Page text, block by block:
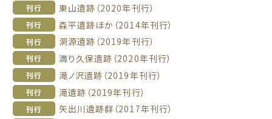
刊行 東山遺跡（2020年刊行）
刊行 森平遺跡ほか（2014年刊行）
刊行 洞源遺跡（2019年刊行）
刊行 満り久保遺跡（2020年刊行）
刊行 滝ノ沢遺跡（2019年刊行）
刊行 滝遺跡（2019年刊行）
刊行 矢出川遺跡群（2017年刊行）